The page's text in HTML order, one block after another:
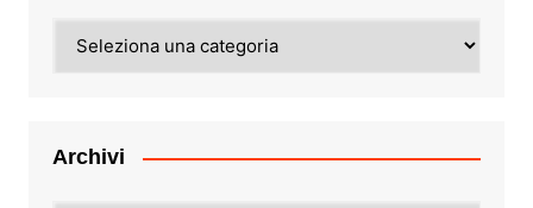
Archivi